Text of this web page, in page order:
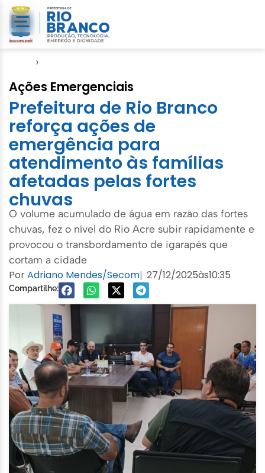
›
Ações Emergenciais
Prefeitura de Rio Branco
reforça ações de
emergência para
atendimento às famílias
afetadas pelas fortes
chuvas
O volume acumulado de água em razão das fortes
chuvas, fez o nível do Rio Acre subir rapidamente e
provocou o transbordamento de igarapés que
cortam a cidade
PorAdriano Mendes/Secom| 27/12/2025às10:35
Compartilhe: